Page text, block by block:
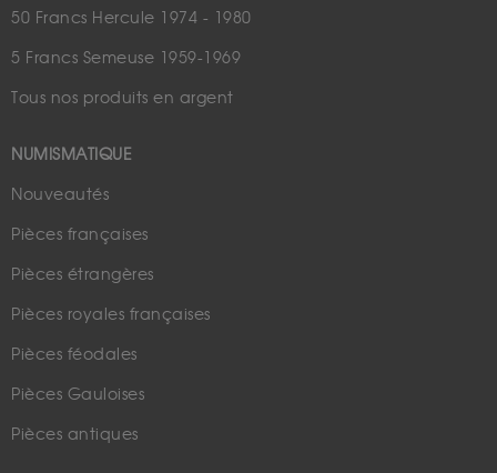
50 Francs Hercule 1974 - 1980
5 Francs Semeuse 1959-1969
Tous nos produits en argent
NUMISMATIQUE
Nouveautés
Pièces françaises
Pièces étrangères
Pièces royales françaises
Pièces féodales
Pièces Gauloises
Pièces antiques